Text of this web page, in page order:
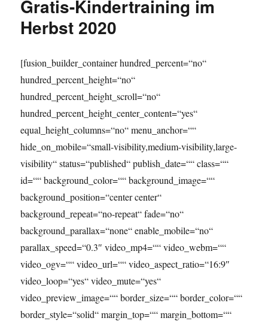
Summer
2021
Gratis-Kindertraining im
Herbst 2020
[fusion_builder_container hundred_percent=“no“
hundred_percent_height=“no“
hundred_percent_height_scroll=“no“
hundred_percent_height_center_content=“yes“
equal_height_columns=“no“ menu_anchor=““
hide_on_mobile=“small-visibility,medium-visibility,large-
visibility“ status=“published“ publish_date=““ class=““
id=““ background_color=““ background_image=““
background_position=“center center“
background_repeat=“no-repeat“ fade=“no“
background_parallax=“none“ enable_mobile=“no“
parallax_speed=“0.3″ video_mp4=““ video_webm=““
video_ogv=““ video_url=““ video_aspect_ratio=“16:9″
video_loop=“yes“ video_mute=“yes“
video_preview_image=““ border_size=““ border_color=““
border_style=“solid“ margin_top=““ margin_bottom=““